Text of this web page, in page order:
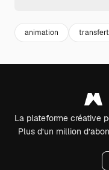
animation
La plateforme créative
Plus d’un million